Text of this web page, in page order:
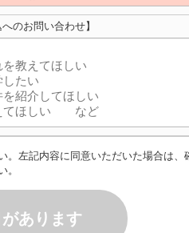
のお問い合わせ】
。左記内容に同意いただいた場合は、
。
あります